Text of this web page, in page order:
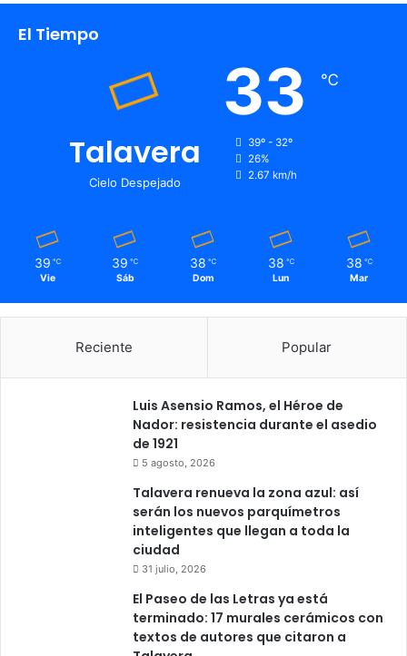
El Tiempo
Talavera
Cielo Despejado
33 ℃
39º - 32º
26%
2.67 km/h
39 ℃
Vie
39 ℃
Sáb
38 ℃
Dom
38 ℃
Lun
38 ℃
Mar
Reciente Popular
Luis Asensio Ramos, el Héroe de
Nador: resistencia durante el asedio
de 1921
5 agosto, 2026
Talavera renueva la zona azul: así
serán los nuevos parquímetros
inteligentes que llegan a toda la
ciudad
31 julio, 2026
El Paseo de las Letras ya está
terminado: 17 murales cerámicos con
textos de autores que citaron a